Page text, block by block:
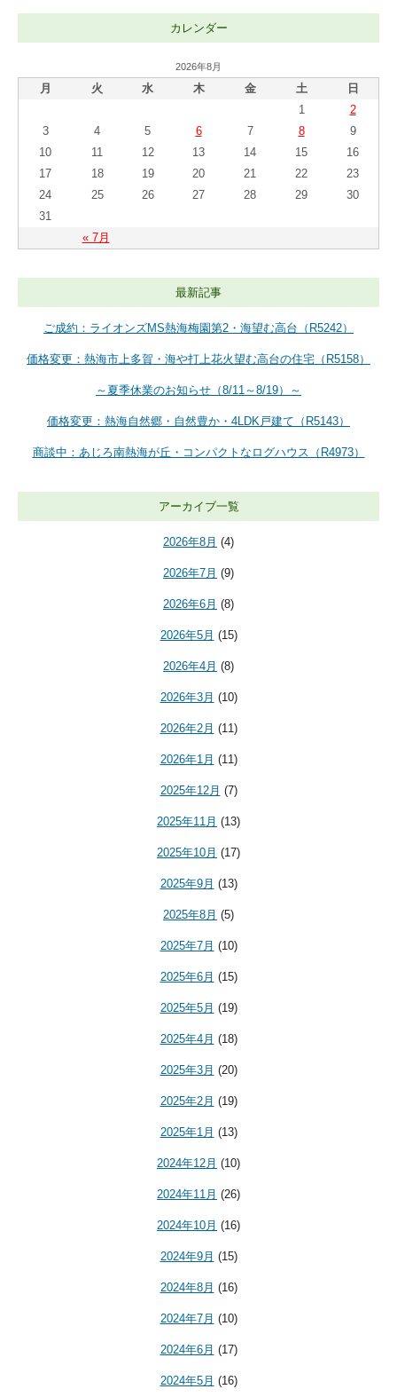
カレンダー
2026年8月
月 火 水 木 金 土 日
« 7月
1
2
3
4 5 6 7 8
9
10
11 12 13 14 15
16
17
18 19 20 21 22
23
24
25 26 27 28 29
30
31
最新記事
ご成約：ライオンズMS熱海梅園第2・海望む高台（R5242）
価格変更：熱海市上多賀・海や打上花火望む高台の住宅（R5158）
～夏季休業のお知らせ（8/11～8/19）～
価格変更：熱海自然郷・自然豊か・4LDK戸建て（R5143）
商談中：あじろ南熱海が丘・コンパクトなログハウス（R4973）
アーカイブ一覧
2026年8月 (4)
2026年7月 (9)
2026年6月 (8)
2026年5月 (15)
2026年4月 (8)
2026年3月 (10)
2026年2月 (11)
2026年1月 (11)
2025年12月 (7)
2025年11月 (13)
2025年10月 (17)
2025年9月 (13)
2025年8月 (5)
2025年7月 (10)
2025年6月 (15)
2025年5月 (19)
2025年4月 (18)
2025年3月 (20)
2025年2月 (19)
2025年1月 (13)
2024年12月 (10)
2024年11月 (26)
2024年10月 (16)
2024年9月 (15)
2024年8月 (16)
2024年7月 (10)
2024年6月 (17)
2024年5月 (16)